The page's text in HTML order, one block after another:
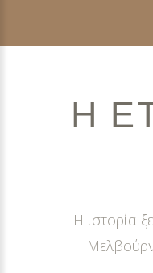
Η
Η ιστορία